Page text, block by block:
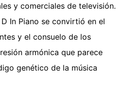
y comerciales de televisión.
In Piano se convirtió en el
y el consuelo de los
armónica que parece
genético de la música